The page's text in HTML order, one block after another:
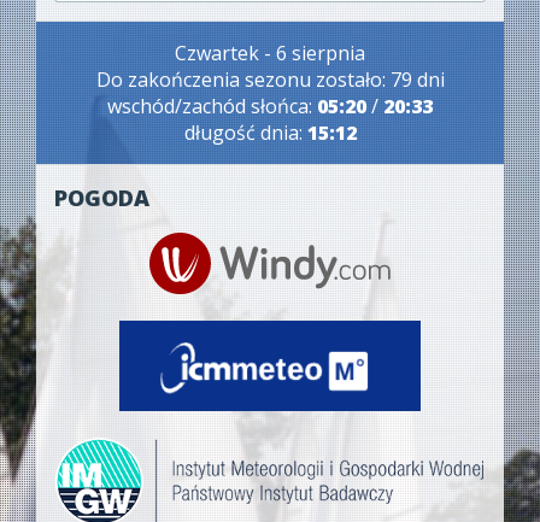
Czwartek - 6 sierpnia
Do zakończenia sezonu zostało: 79 dni
wschód/zachód słońca: 05:20/ 20:33
długość dnia:15:12
POGODA